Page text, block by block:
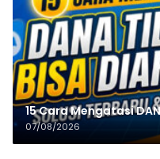
15 Cara Mengatasi
07/08/2026